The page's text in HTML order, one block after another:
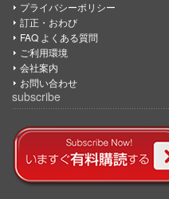
プライバシーポリシー
訂正・おわび
FAQ よくある質問
ご利用環境
会社案内
お問い合わせ
subscribe